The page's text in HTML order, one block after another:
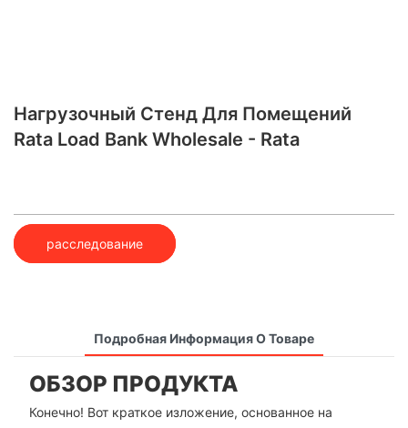
Нагрузочный Стенд Для Помещений
Rata Load Bank Wholesale - Rata
расследование
Подробная Информация О Товаре
ОБЗОР ПРОДУКТА
Конечно! Вот краткое изложение, основанное на